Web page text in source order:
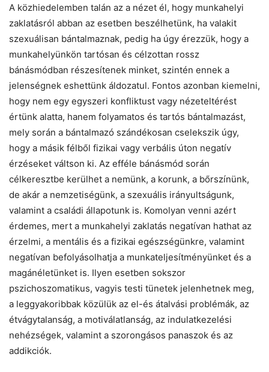
A közhiedelemben talán az a nézet él, hogy munkahelyi
zaklatásról abban az esetben beszélhetünk, ha valakit
szexuálisan bántalmaznak, pedig ha úgy érezzük, hogy a
munkahelyünkön tartósan és célzottan rossz
bánásmódban részesítenek minket, szintén ennek a
jelenségnek eshettünk áldozatul. Fontos azonban kiemelni,
hogy nem egy egyszeri konfliktust vagy nézeteltérést
értünk alatta, hanem folyamatos és tartós bántalmazást,
mely során a bántalmazó szándékosan cselekszik úgy,
hogy a másik félből fizikai vagy verbális úton negatív
érzéseket váltson ki. Az efféle bánásmód során
célkeresztbe kerülhet a nemünk, a korunk, a bőrszínünk,
de akár a nemzetiségünk, a szexuális irányultságunk,
valamint a családi állapotunk is. Komolyan venni azért
érdemes, mert a munkahelyi zaklatás negatívan hathat az
érzelmi, a mentális és a fizikai egészségünkre, valamint
negatívan befolyásolhatja a munkateljesítményünket és a
magánéletünket is. Ilyen esetben sokszor
pszichoszomatikus, vagyis testi tünetek jelenhetnek meg,
a leggyakoribbak közülük az el-és átalvási problémák, az
étvágytalanság, a motiválatlanság, az indulatkezelési
nehézségek, valamint a szorongásos panaszok és az
addikciók.